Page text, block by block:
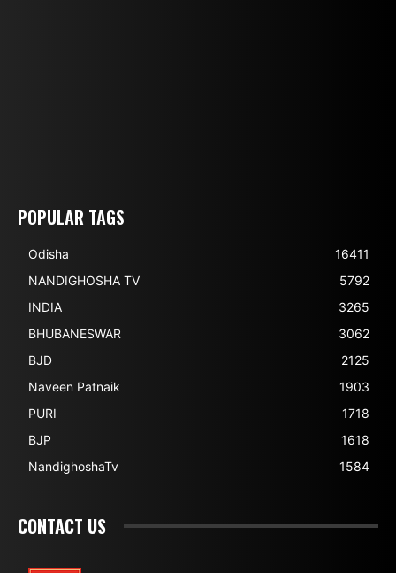
POPULAR TAGS
Odisha
16411
NANDIGHOSHA TV
5792
INDIA
3265
BHUBANESWAR
3062
BJD
2125
Naveen Patnaik
1903
PURI
1718
BJP
1618
NandighoshaTv
1584
CONTACT US